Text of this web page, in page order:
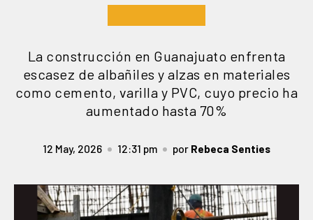
La construcción en Guanajuato enfrenta
escasez de albañiles y alzas en materiales
como cemento, varilla y PVC, cuyo precio ha
aumentado hasta 70%
12 May, 2026 12:31 pm por Rebeca Senties